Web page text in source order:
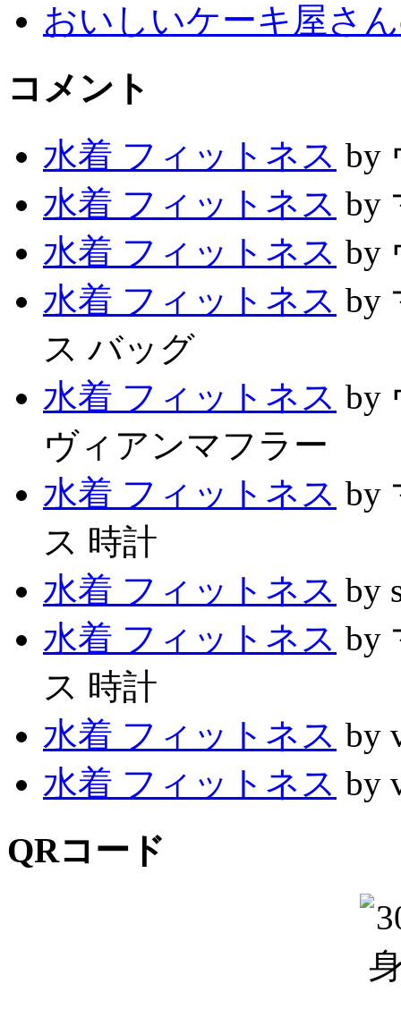
おいしいケーキ屋さ
コメント
水着 フィットネス by
水着 フィットネス by
水着 フィットネス by
水着 フィットネス by
ス バッグ
水着 フィットネス by
ヴィアンマフラー
水着 フィットネス by
ス 時計
水着 フィットネス by
水着 フィットネス by
ス 時計
水着 フィットネス by
水着 フィットネス by
QRコード